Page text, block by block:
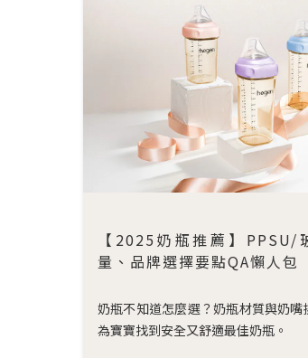
【2025奶瓶推薦】PPSU/
量、品牌選擇要點QA懶人包
奶瓶不知道怎麼選？奶瓶材質與奶嘴
為寶寶找到安全又舒適最佳奶瓶。